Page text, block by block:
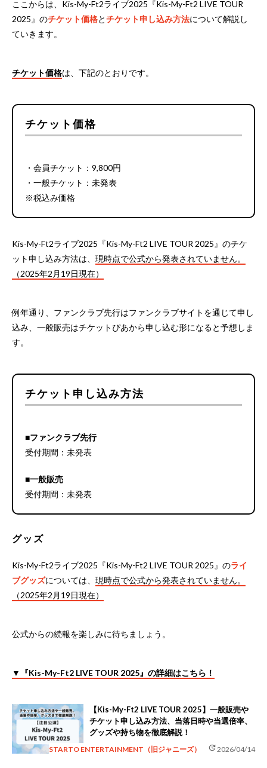
ここからは、Kis-My-Ft2ライブ2025『Kis-My-Ft2 LIVE TOUR
2025』のチケット価格とチケット申し込み方法について解説し
ていきます。
チケット価格は、下記のとおりです。
チケット価格
・会員チケット：9,800円
・一般チケット：未発表
※税込み価格
Kis-My-Ft2ライブ2025『Kis-My-Ft2 LIVE TOUR 2025』のチケ
ット申し込み方法は、 現時点で公式から発表されていません。
（2025年2月19日現在）
例年通り、ファンクラブ先行はファンクラブサイトを通じて申し
込み、一般販売はチケットぴあから申し込む形になると予想しま
す。
チケット申し込み方法
■ファンクラブ先行
受付期間：未発表
■一般販売
受付期間：未発表
グッズ
Kis-My-Ft2ライブ2025『Kis-My-Ft2 LIVE TOUR 2025』のライ
ブグッズについては、 現時点で公式から発表されていません。
（2025年2月19日現在）
公式からの続報を楽しみに待ちましょう。
▼『Kis-My-Ft2 LIVE TOUR 2025』の詳細はこちら！
【Kis-My-Ft2 LIVE TOUR 2025】一般販売や
チケット申し込み方法、当落日時や当選倍率、
グッズや持ち物を徹底解説！
STARTO ENTERTAINMENT（旧ジャニーズ） update2026/04/14